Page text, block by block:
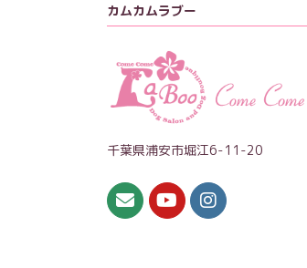
カムカムラブー
千葉県浦安市堀江6-11-20